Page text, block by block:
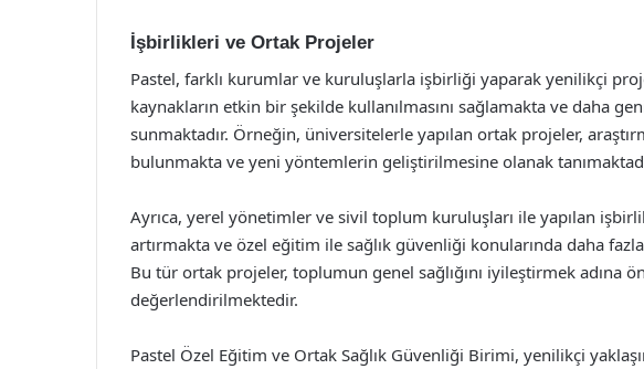
İşbirlikleri ve Ortak Projeler
Pastel, farklı kurumlar ve kuruluşlarla işbirliği yaparak yenilikçi
kaynakların etkin bir şekilde kullanılmasını sağlamakta ve daha
sunmaktadır. Örneğin, üniversitelerle yapılan ortak projeler,
bulunmakta ve yeni yöntemlerin geliştirilmesine olanak
Ayrıca, yerel yönetimler ve sivil toplum kuruluşları ile yapılan
artırmakta ve özel eğitim ile sağlık güvenliği konularında daha
Bu tür ortak projeler, toplumun genel sağlığını iyileştirmek adına
değerlendirilmektedir.
Pastel Özel Eğitim ve Ortak Sağlık Güvenliği Birimi, yenilikçi